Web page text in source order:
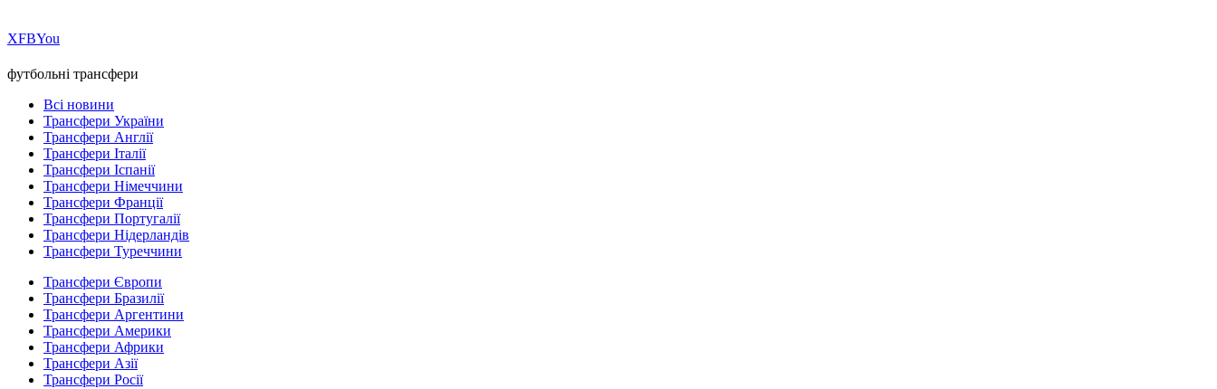
ХFBYou
футбольні трансфери
Всі новини
Трансфери України
Трансфери Англії
Трансфери Італії
Трансфери Іспанії
Трансфери Німеччини
Трансфери Франції
Трансфери Португалії
Трансфери Нідерландів
Трансфери Туреччини
Трансфери Європи
Трансфери Бразилії
Трансфери Аргентини
Трансфери Америки
Трансфери Африки
Трансфери Азії
Трансфери Росії